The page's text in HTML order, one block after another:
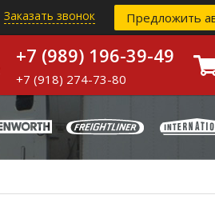
Заказать звонок Предложить
+7 (989) 196-39-49
+7 (918) 274-73-80